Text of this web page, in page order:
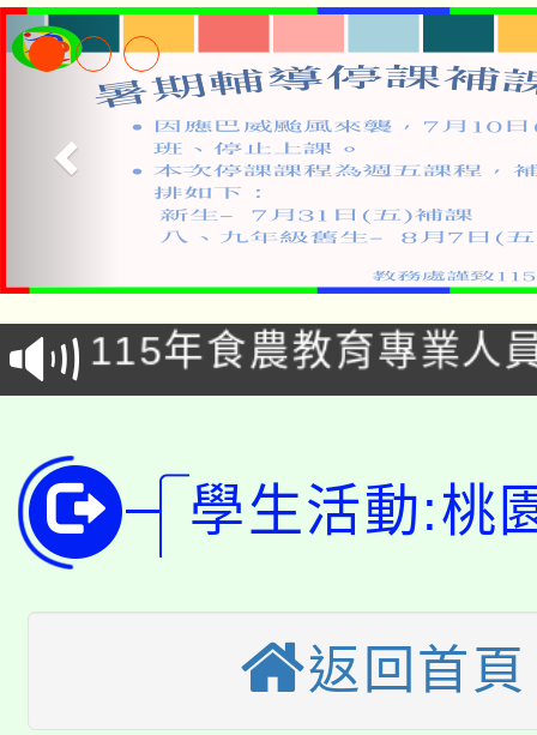
淨零綠生活教案入校路
會
115年食農教育專業人
程
學期銜接期間理賠案件
學籍身 分審查程序及
版
淨零綠領人才培育課程
公告本校115學年度第
車」活動
桃園市115學年度學生
生本土語及新住民語歌
公告本校115學年度第
學生活動:桃
返回首頁